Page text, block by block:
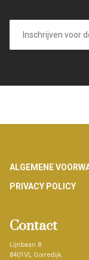
E-
mailadres
Footer
ALGEMENE
PRIVACY POLICY
Contact
Lijnbaan 8
8401VL Gorredijk